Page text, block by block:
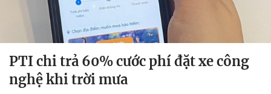
PTI chi trả 60% cước phí đặt xe công
nghệ khi trời mưa